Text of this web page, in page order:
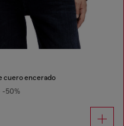
cuero encerado
-50%